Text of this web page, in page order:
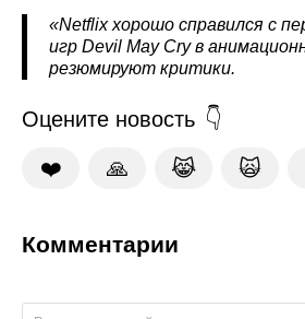
«Netflix хорошо справился с
игр Devil May Cry в
резюмируют критики.
Оцените новость
❤️ 🙏 😹 🙀
Комментарии